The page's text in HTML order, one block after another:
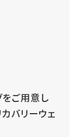
をご用意し
カバリーウェ